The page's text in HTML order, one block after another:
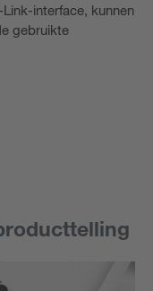
interface, kunnen
gebruikte